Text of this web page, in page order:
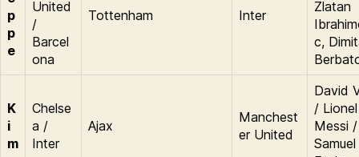
p
p
e
United
/
Barcel
ona
Tottenham Inter
Zlatan
c,
K
i
m
Chelse
a /
Inter
Ajax
Manchest
er United
David
/ Lionel
Messi /
Samuel